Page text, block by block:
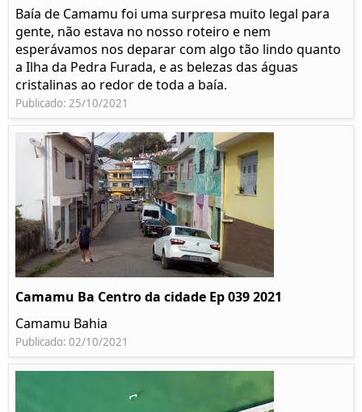
Baía de Camamu foi uma surpresa muito legal para
gente, não estava no nosso roteiro e nem
esperávamos nos deparar com algo tão lindo quanto
a Ilha da Pedra Furada, e as belezas das águas
cristalinas ao redor de toda a baía.
Publicado: 25/10/2021
Camamu Ba Centro da cidade Ep 039 2021
Camamu Bahia
Publicado: 02/10/2021